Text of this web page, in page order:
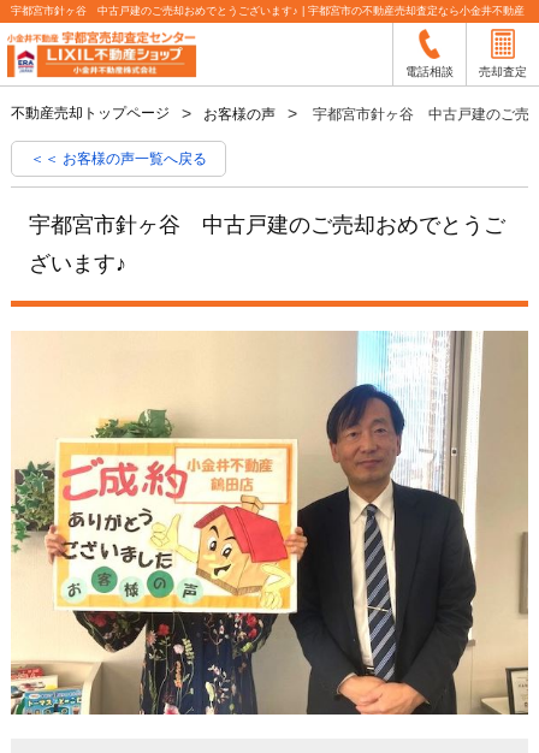
宇都宮市針ヶ谷 中古戸建のご売却おめでとうございます♪ | 宇都宮市の不動産売却査定なら小金井不動産
電話相談 売却査定
不動産売却トップページ お客様の声 宇都宮市針ヶ谷 中古戸建のご売
＜＜ お客様の声一覧へ戻る
宇都宮市針ヶ谷 中古戸建のご売却おめでとうご
ざいます♪